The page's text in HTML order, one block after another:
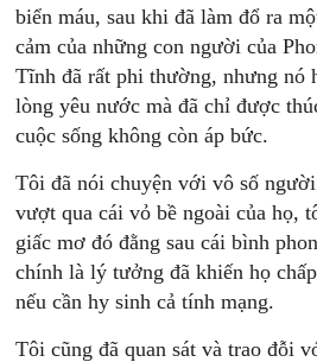
biển máu, sau khi đã làm đổ ra
cảm của những con người của
Tĩnh đã rất phi thường, nhưng nó
lòng yêu nước mà đã chỉ được
cuộc sống không còn áp bức.
Tôi đã nói chuyện với vô số
vượt qua cái vỏ bề ngoài của họ,
giấc mơ đó đằng sau cái bình
chính là lý tưởng đã khiến họ
nếu cần hy sinh cả tính mạng.
Tôi cũng đã quan sát và trao đỗi